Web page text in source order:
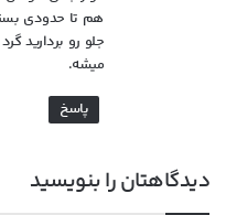
هم تا حدودی
جلو رو بردارید
میشه.
پاسخ
دیدگاهتان را بنویسید